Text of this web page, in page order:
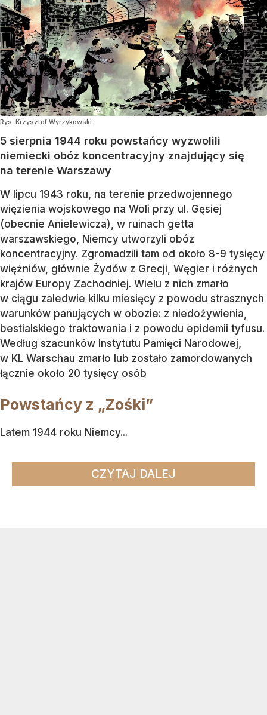
Rys. Krzysztof Wyrzykowski
5 sierpnia 1944 roku powstańcy wyzwolili
niemiecki obóz koncentracyjny znajdujący się
na terenie Warszawy
W lipcu 1943 roku, na terenie przedwojennego
więzienia wojskowego na Woli przy ul. Gęsiej
(obecnie Anielewicza), w ruinach getta
warszawskiego, Niemcy utworzyli obóz
koncentracyjny. Zgromadzili tam od około 8-9 tysięcy
więźniów, głównie Żydów z Grecji, Węgier i różnych
krajów Europy Zachodniej. Wielu z nich zmarło
w ciągu zaledwie kilku miesięcy z powodu strasznych
warunków panujących w obozie: z niedożywienia,
bestialskiego traktowania i z powodu epidemii tyfusu.
Według szacunków Instytutu Pamięci Narodowej,
w KL Warschau zmarło lub zostało zamordowanych
łącznie około 20 tysięcy osób
Powstańcy z „Zośki”
Latem 1944 roku Niemcy...
CZYTAJ DALEJ